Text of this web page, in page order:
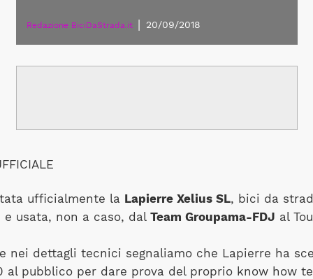
Redazione BiciDaStrada.it 20/09/2018
ufficialmente la Lapierre Xelius SL, bici da
usata, non a caso, dal Team Groupama-FDJ al
nei dettagli tecnici segnaliamo che Lapierre ha
al pubblico per dare prova del proprio know how